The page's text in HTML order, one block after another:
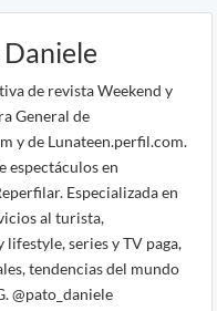
de revista Weekend y
General de
y de Lunateen.perfil.com.
espectáculos en
Especializada en
al turista,
lifestyle, series y TV paga,
tendencias del mundo
@pato_daniele